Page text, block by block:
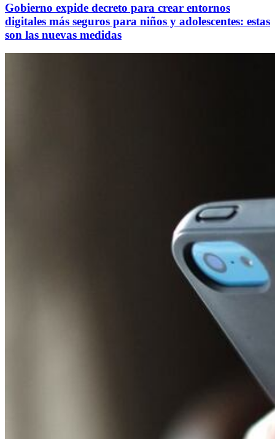
Gobierno expide decreto para crear entornos
digitales más seguros para niños y adolescentes: estas
son las nuevas medidas